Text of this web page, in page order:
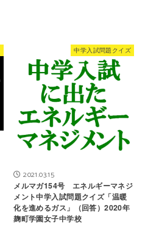
中学入試問題クイズ
2021.03.15
メルマガ154号 エネルギーマネジ
メント中学入試問題クイズ「温暖
化を進めるガス」（回答）2020年
麹町学園女子中学校